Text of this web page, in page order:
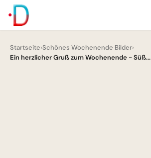
Startseite›Schönes Wochenende Bilder›
Ein herzlicher Gruß zum Wochenende - Süß...